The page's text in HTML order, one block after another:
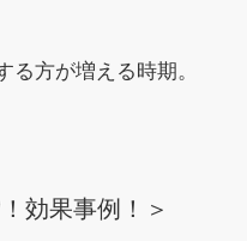
方が増える時期。
！効果事例！＞